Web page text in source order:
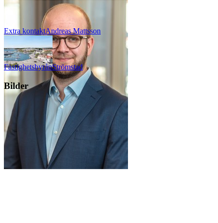
Extra kontaktAndreas Mattsson
FastighetsbyrånStrömstad
Bilder